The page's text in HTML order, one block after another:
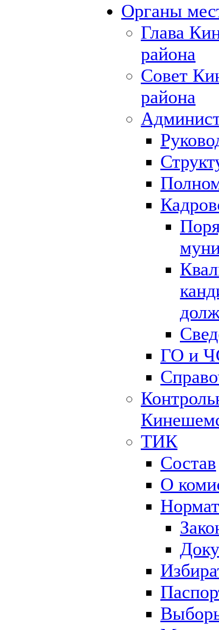
Органы
Глава
района
Совет
района
ГО и
ТИК
Состав
О